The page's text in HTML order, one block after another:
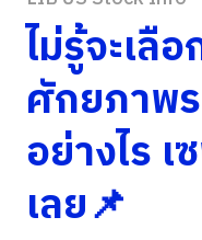
ไม่รู้จะเลื
ศักยภาพ
อย่างไร
เลย📌